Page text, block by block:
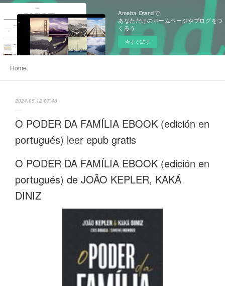
Ameba Owndで
あなただけのホームページやブログをつ
くろう
今すぐ試す
Home
2024.05.12 07:48
O PODER DA FAMÍLIA EBOOK (edición en
portugués) leer epub gratis
O PODER DA FAMÍLIA EBOOK (edición en
portugués) de JOÃO KEPLER, KAKÁ
DINIZ